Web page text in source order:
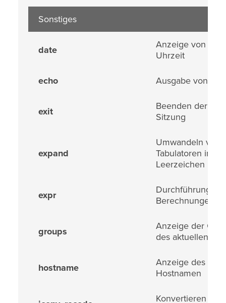
Sonstiges
date
Anzeige von
Uhrzeit
echo Ausgabe von Text
exit
Beenden der
Sitzung
expand
Umwandeln von
Tabulatoren in
Leerzeichen
expr
Durchführung
Berechnungen
groups
Anzeige der
des aktuellen
hostname
Anzeige des
Hostnamen
Konvertieren von